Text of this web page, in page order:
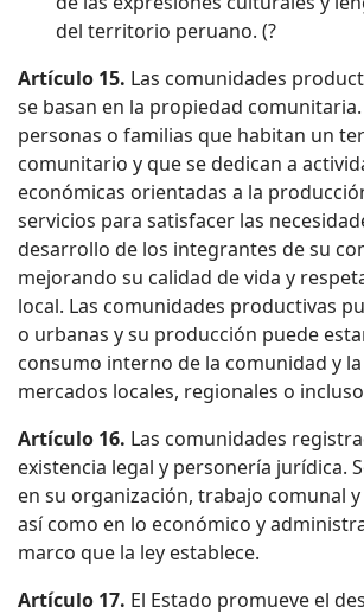
del territorio peruano. (?
Artículo 15. Las comunidades
se basan en la propiedad
personas o familias que habitan un
comunitario y que se dedican a
económicas orientadas a la
servicios para satisfacer las
desarrollo de los integrantes de su
mejorando su calidad de vida y
local. Las comunidades productivas
o urbanas y su producción puede
consumo interno de la comunidad y
mercados locales, regionales o
Artículo 16. Las comunidades
existencia legal y personería jurídica.
en su organización, trabajo comunal
así como en lo económico y
marco que la ley establece.
Artículo 17. El Estado promueve el